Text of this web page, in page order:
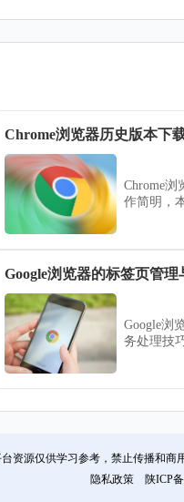
Chrome浏览器历史版本下
Chrome浏
作简明，
Google浏览器的标签页管
Google浏
务处理技
资源仅供学习参考，禁止传播和商
隐私政策
陕ICP